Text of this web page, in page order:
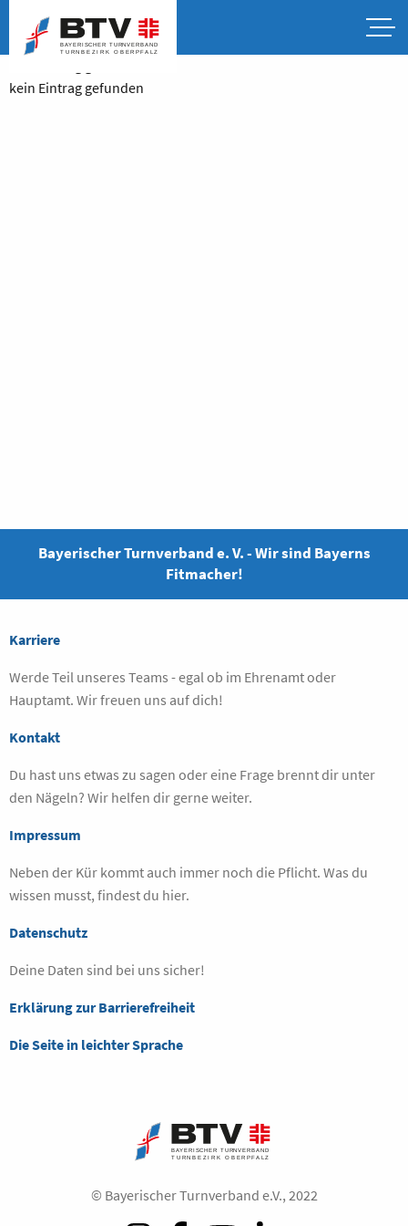
kein Eintrag gefunden
Bayerischer Turnverband e. V. - Wir sind Bayerns
Fitmacher!
Karriere
Werde Teil unseres Teams - egal ob im Ehrenamt oder
Hauptamt. Wir freuen uns auf dich!
Kontakt
Du hast uns etwas zu sagen oder eine Frage brennt dir unter
den Nägeln? Wir helfen dir gerne weiter.
Impressum
Neben der Kür kommt auch immer noch die Pflicht. Was du
wissen musst, findest du hier.
Datenschutz
Deine Daten sind bei uns sicher!
Erklärung zur Barrierefreiheit
Die Seite in leichter Sprache
© Bayerischer Turnverband e.V., 2022